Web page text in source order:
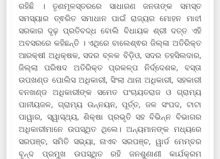
ରହିଛି । ତୃଣମୂଳସ୍ତରରେ ସାଧାରଣ ଜନତାଙ୍କ ସମସ୍ତ
ସମସ୍ୟାର ତ୍ଵରିତ ସମାଧାନ ପାଇଁ ରାଜ୍ୟର ମୋହନ ମାଝୀ
ସରକାର ଦୃଢ଼ ପ୍ରତିବଦ୍ଧ ବୋଲି ବିଧାୟକ ଶ୍ରୀ ଦତ୍ତ ଏହି
ଅବସରରେ କହିଛନ୍ତି । ଏଥିରେ ବାଲେଶ୍ଵର ଜିଲ୍ଳା ଅତିରିକ୍ତ
ଆରକ୍ଷୀ ଅଧିକ୍ଷକ, ସଦର ବ୍ଳକ ବିଡ଼ିଓ, ସଦର ତହସିଲଦାର,
ଜିଲ୍ଲା ପରିଷଦ ଅତିରିକ୍ତ ପ୍ରକଳ୍ପ ନିର୍ଦ୍ଦେଶକ, ବସ୍ତା
ଉପଖଣ୍ଡ ପୋଲିସ ଅଧିକାରୀ, ସିଂଲା ଥାନା ଅଧିକାରୀ, ସହକାରୀ
ବନଖଣ୍ଡ ଅଧିକାରୀଙ୍କ ସମେତ ପଂଚାୟତରାଜ ଓ ଗ୍ରାମ୍ୟ
ପାନୀୟଜଳ, ଗ୍ରାମ୍ୟ ଉନ୍ନୟନ, ପୂର୍ତ୍ତ, ଜଳ ସଂପଦ, ଟାଟା
ପାୱାର, ସ୍ୱାସ୍ଥ୍ୟ, ଶିକ୍ଷା ପ୍ରଭୃତି ସହ ବିଭିନ୍ନ ବିଭାଗର
ଅଧିକାରୀମାନେ ଉପସ୍ଥିତ ଥିଲେ। ଅନ୍ୟମାନଙ୍କ ମଧ୍ୟରେ
ସରପଞ୍ଚ, ସମିତି ସଭ୍ୟା, ନାଏବ ସରପଞ୍ଚ, ୱାର୍ଡ ମେମ୍ବର
ବୃନ୍ଦ ପ୍ରମୁଖ ଉପସ୍ଥିତ ରହି ଜନଶୁଣାଣୀ କାର୍ଯକ୍ରମ